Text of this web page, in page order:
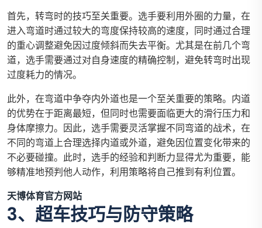
首先，转弯时的技巧至关重要。选手要利用外圈的力量，在
进入弯道时通过较大的弯度保持较高的速度，同时通过合理
的重心调整避免因过度倾斜而失去平衡。尤其是在前几个弯
道，选手需要通过对自身速度的精确控制，避免转弯时出现
过度耗力的情况。
此外，在弯道中争夺内外道也是一个至关重要的策略。内道
的优势在于距离最短，但同时也需要面临更大的滑行压力和
身体摩擦力。因此，选手需要灵活掌握不同弯道的战术，在
不同的弯道上合理选择内道或外道，避免因位置变化带来的
不必要碰撞。此时，选手的经验和判断力显得尤为重要，能
够精准地预判他人动作，利用策略将自己推到有利位置。
天博体育官方网站
3、超车技巧与防守策略